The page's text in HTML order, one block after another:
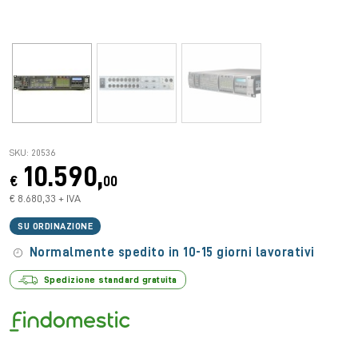
SKU: 20536
€ 10.590,00
€ 8.680,33 + IVA
SU ORDINAZIONE
Normalmente spedito in 10-15 giorni lavorativi
Spedizione standard gratuita